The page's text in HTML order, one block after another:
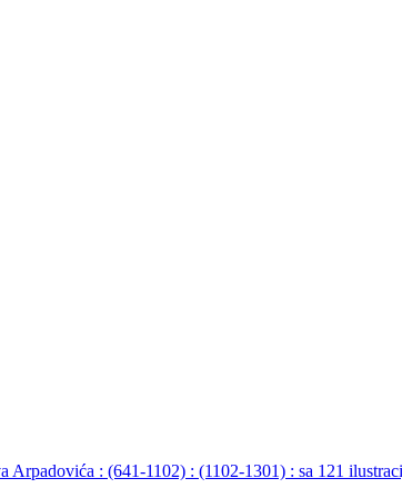
: (641-1102) : (1102-1301) : sa 121